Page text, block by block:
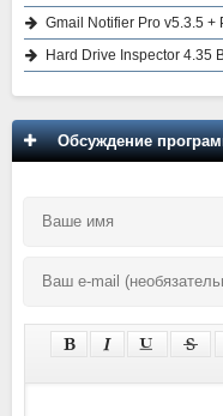
Gmail Notifier Pro v5.3.5 +
Hard Drive Inspector 4.35
Обсуждение